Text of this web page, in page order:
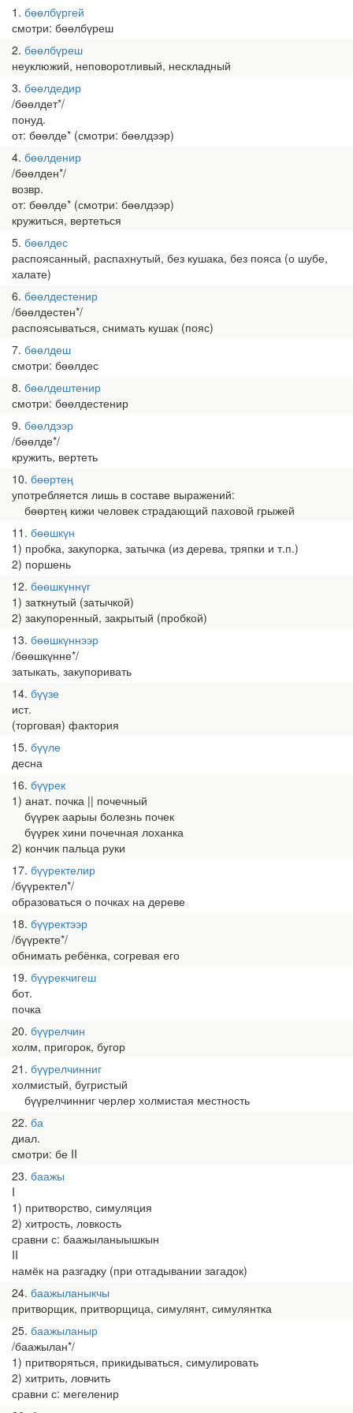
1 бөөлбүргей
смотри: бөөлбүреш
2 бөөлбүреш
неуклюжий, неповоротливый, нескладный
3 бөөлдедир
/бөөлдет*/
понуд.
от: бөөлде* (смотри: бөөлдээр)
4 бөөлденир
/бөөлден*/
возвр.
от: бөөлде* (смотри: бөөлдээр)
кружиться, вертеться
5 бөөлдес
распоясанный, распахнутый, без кушака, без пояса (о шубе,
халате)
6 бөөлдестенир
/бөөлдестен*/
распоясываться, снимать кушак (пояс)
7 бөөлдеш
смотри: бөөлдес
8 бөөлдештенир
смотри: бөөлдестенир
9 бөөлдээр
/бөөлде*/
кружить, вертеть
10 бөөртең
употребляется лишь в составе выражений:
бөөртең кижи человек страдающий паховой грыжей
11 бөөшкүн
1) пробка, закупорка, затычка (из дерева, тряпки и т.п.)
2) поршень
12 бөөшкүннүг
1) заткнутый (затычкой)
2) закупоренный, закрытый (пробкой)
13 бөөшкүннээр
/бөөшкүнне*/
затыкать, закупоривать
14 бүүзе
ист.
(торговая) фактория
15 бүүле
десна
16 бүүрек
1) анат. почка || почечный
бүүрек аарыы болезнь почек
бүүрек хини почечная лоханка
2) кончик пальца руки
17 бүүректелир
/бүүректел*/
образоваться о почках на дереве
18 бүүректээр
/бүүректе*/
обнимать ребёнка, согревая его
19 бүүрекчигеш
бот.
почка
20 бүүрелчин
холм, пригорок, бугор
21 бүүрелчинниг
холмистый, бугристый
бүүрелчинниг черлер холмистая местность
22 ба
диал.
смотри: бе II
23 баажы
I
1) притворство, симуляция
2) хитрость, ловкость
сравни с: баажыланыышкын
II
намёк на разгадку (при отгадывании загадок)
24 баажыланыкчы
притворщик, притворщица, симулянт, симулянтка
25 баажыланыр
/баажылан*/
1) притворяться, прикидываться, симулировать
2) хитрить, ловчить
сравни с: мегеленир